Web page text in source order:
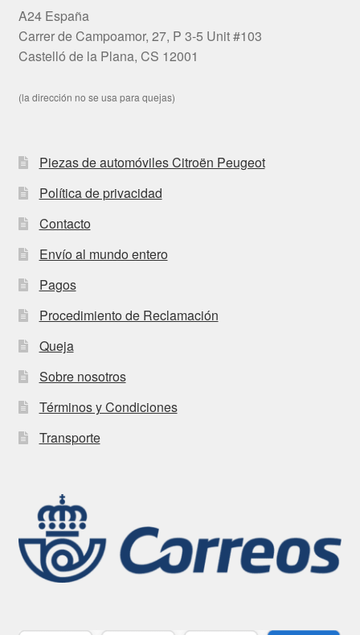
A24 España
Carrer de Campoamor, 27, P 3-5 Unit #103
Castelló de la Plana, CS 12001
(la dirección no se usa para quejas)
Piezas de automóviles Citroën Peugeot
Política de privacidad
Contacto
Envío al mundo entero
Pagos
Procedimiento de Reclamación
Queja
Sobre nosotros
Términos y Condiciones
Transporte